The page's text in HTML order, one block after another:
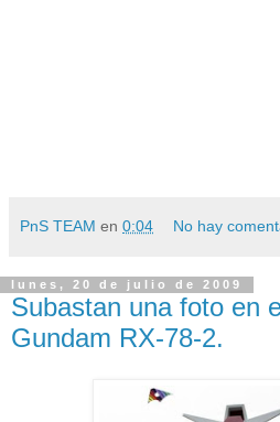
PnS TEAM en 0:04 No hay
lunes, 20 de julio de 2009
Subastan una foto en
Gundam RX-78-2.